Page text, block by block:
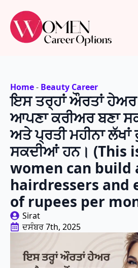
Home- Beauty Career
ਇਸ ਤਰ੍ਹਾਂ ਔਰਤਾਂ
ਆਪਣਾ ਕਰੀਅਰ ਬਣਾ
ਅਤੇ ਪ੍ਰਤੀ ਮਹੀਨਾ ਲੱਖਾਂ
ਸਕਦੀਆਂ ਹਨ। (This
women can build
hairdressers and
of rupees per
Sirat
ਦਸੰਬਰ 7th, 2025